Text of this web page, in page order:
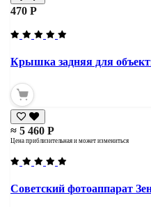
470 Р
Крышка задняя для
≈ 5 460 Р
Цена приблизительная и может измениться
Советский фотоаппарат